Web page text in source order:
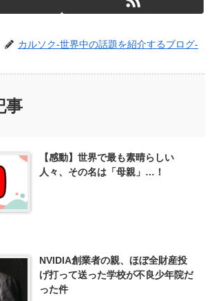
カルソク-世界中の話題を紹介するブログ-
事
【感動】世界で最も素晴らしい
人々、その名は「母親」…！
NVIDIA創業者の親、ほぼ全財産投
げ打って送った学校が不良少年院だ
った件